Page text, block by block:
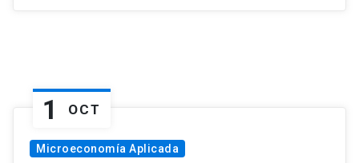
1 OCT
Microeconomía Aplicada